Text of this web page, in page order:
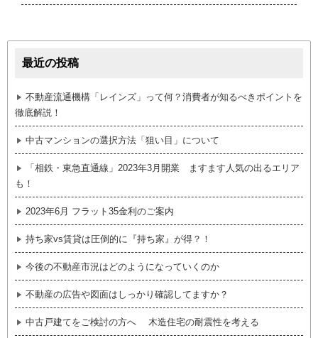
最近の投稿
不動産流通機構「レインズ」って何？消費者が知るべきポイントを
徹底解説！
中古マンションの選択方法「狙い目」について
「相鉄・東急直通線」2023年3月開業 ますます人気の出るエリア
も！
2023年6月 フラット35金利のご案内
持ち家vs賃貸は圧倒的に『持ち家』が得？！
今後の不動産市況はどのようになっていくのか
不動産の広告や図面はしっかり確認してますか？
中古戸建てをご検討の方へ 木造住宅の耐震性を考える